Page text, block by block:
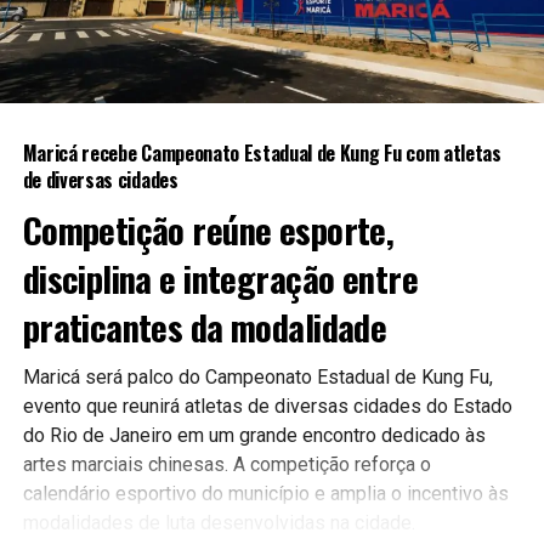
A expectativa é que as novas ferramentas contribuam para
uma gestão mais moderna e eficiente, aproximando ainda
mais a população do poder público.
Continue acompanhando a Maricá Web TV para mais
notícias sobre inovação, tecnologia e serviços públicos.
#Maricá #Tecnologia #Inovação #ServiçosPúblicos
#CidadeInteligente #MaricáWebTV
Maricá recebe Campeonato Estadual de Kung Fu com atletas
de diversas cidades
Competição reúne esporte,
disciplina e integração entre
praticantes da modalidade
Maricá será palco do Campeonato Estadual de Kung Fu,
evento que reunirá atletas de diversas cidades do Estado
do Rio de Janeiro em um grande encontro dedicado às
artes marciais chinesas. A competição reforça o
calendário esportivo do município e amplia o incentivo às